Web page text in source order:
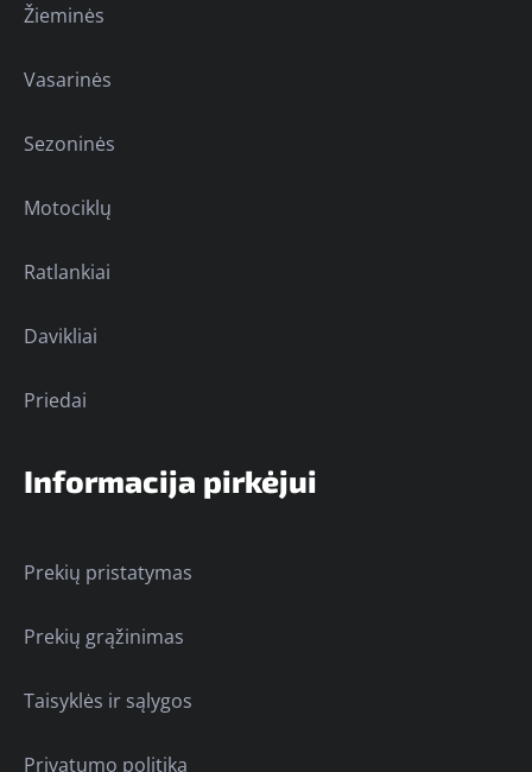
Žieminės
Vasarinės
Sezoninės
Motociklų
Ratlankiai
Davikliai
Priedai
Informacija pirkėjui
Prekių pristatymas
Prekių grąžinimas
Taisyklės ir sąlygos
Privatumo politika